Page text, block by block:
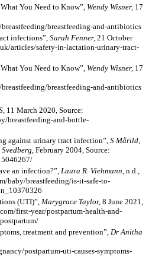
You Need to Know”, Wendy Wisner, 17
breastfeeding-and-antibiotics
infections”, Sarah Fenner, 21 October
articles/safety-in-lactation-urinary-tract-
You Need to Know”, Wendy Wisner, 17
breastfeeding-and-antibiotics
11 March 2020, Source:
breastfeeding-and-bottle-
against urinary tract infection”, S Mårild,
February 2004, Source:
an infection?”, Laura R. Viehmann, n.d.,
baby/breastfeeding/is-it-safe-to-
(UTI)”, Marygrace Taylor, 8 June 2021,
first-year/postpartum-health-and-
treatment and prevention”, Dr Anitha
postpartum-uti-causes-symptoms-